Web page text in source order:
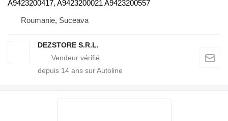
A9423200417, A9423200021 A9423200557
Roumanie, Suceava
DEZSTORE S.R.L.
depuis 14 ans sur Autoline